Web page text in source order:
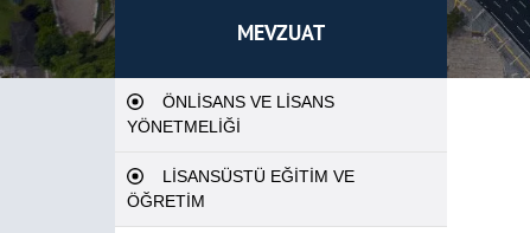
MEVZUAT
ÖNLİSANS VE LİSANS
YÖNETMELİĞİ
LİSANSÜSTÜ EĞİTİM VE
ÖĞRETİM